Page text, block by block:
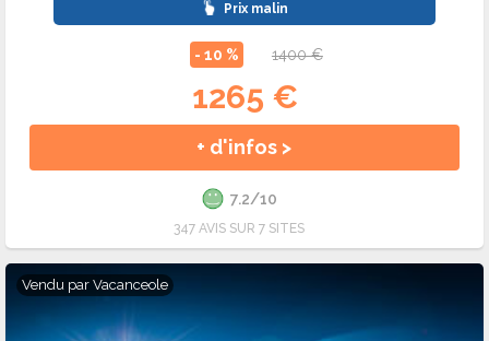
Prix malin
- 10 % 1400 €
1265 €
+ d'infos >
7.2/10
347 AVIS SUR 7 SITES
Vendu par Vacanceole